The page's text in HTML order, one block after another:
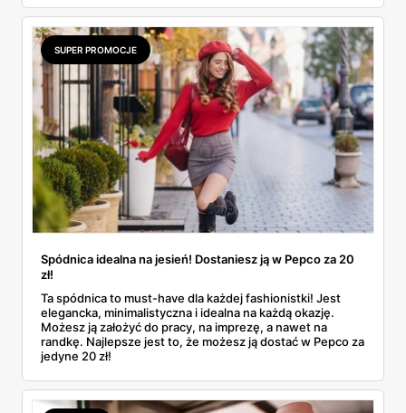
SUPER PROMOCJE
Spódnica idealna na jesień! Dostaniesz ją w Pepco za 20
zł!
Ta spódnica to must-have dla każdej fashionistki! Jest
elegancka, minimalistyczna i idealna na każdą okazję.
Możesz ją założyć do pracy, na imprezę, a nawet na
randkę. Najlepsze jest to, że możesz ją dostać w Pepco za
jedyne 20 zł!